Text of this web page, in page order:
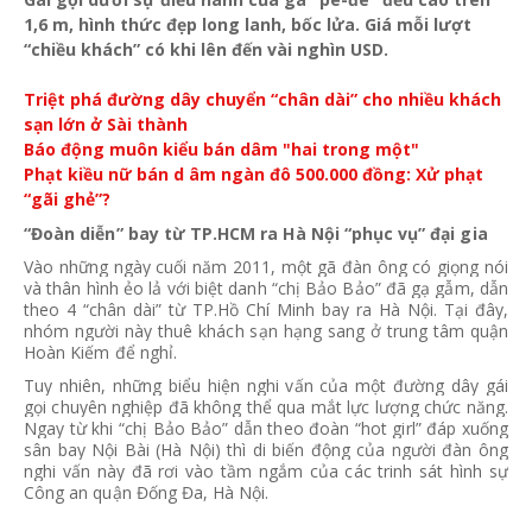
1,6 m, hình thức đẹp long lanh, bốc lửa. Giá mỗi lượt
“chiều khách” có khi lên đến vài nghìn USD.
Triệt phá đường dây chuyển “chân dài” cho nhiều khách
sạn lớn ở Sài thành
Báo động muôn kiểu bán dâm "hai trong một"
Phạt kiều nữ bán d âm ngàn đô 500.000 đồng: Xử phạt
“gãi ghẻ”?
“Đoàn diễn” bay từ TP.HCM ra Hà Nội “phục vụ” đại gia
Vào những ngày cuối năm 2011, một gã đàn ông có giọng nói
và thân hình ẻo lả với biệt danh “chị Bảo Bảo” đã gạ gẫm, dẫn
theo 4 “chân dài” từ TP.Hồ Chí Minh bay ra Hà Nội. Tại đây,
nhóm người này thuê khách sạn hạng sang ở trung tâm quận
Hoàn Kiếm để nghỉ.
Tuy nhiên, những biểu hiện nghi vấn của một đường dây gái
gọi chuyên nghiệp đã không thể qua mắt lực lượng chức năng.
Ngay từ khi “chị Bảo Bảo” dẫn theo đoàn “hot girl” đáp xuống
sân bay Nội Bài (Hà Nội) thì di biến động của người đàn ông
nghi vấn này đã rơi vào tầm ngắm của các trinh sát hình sự
Công an quận Đống Đa, Hà Nội.